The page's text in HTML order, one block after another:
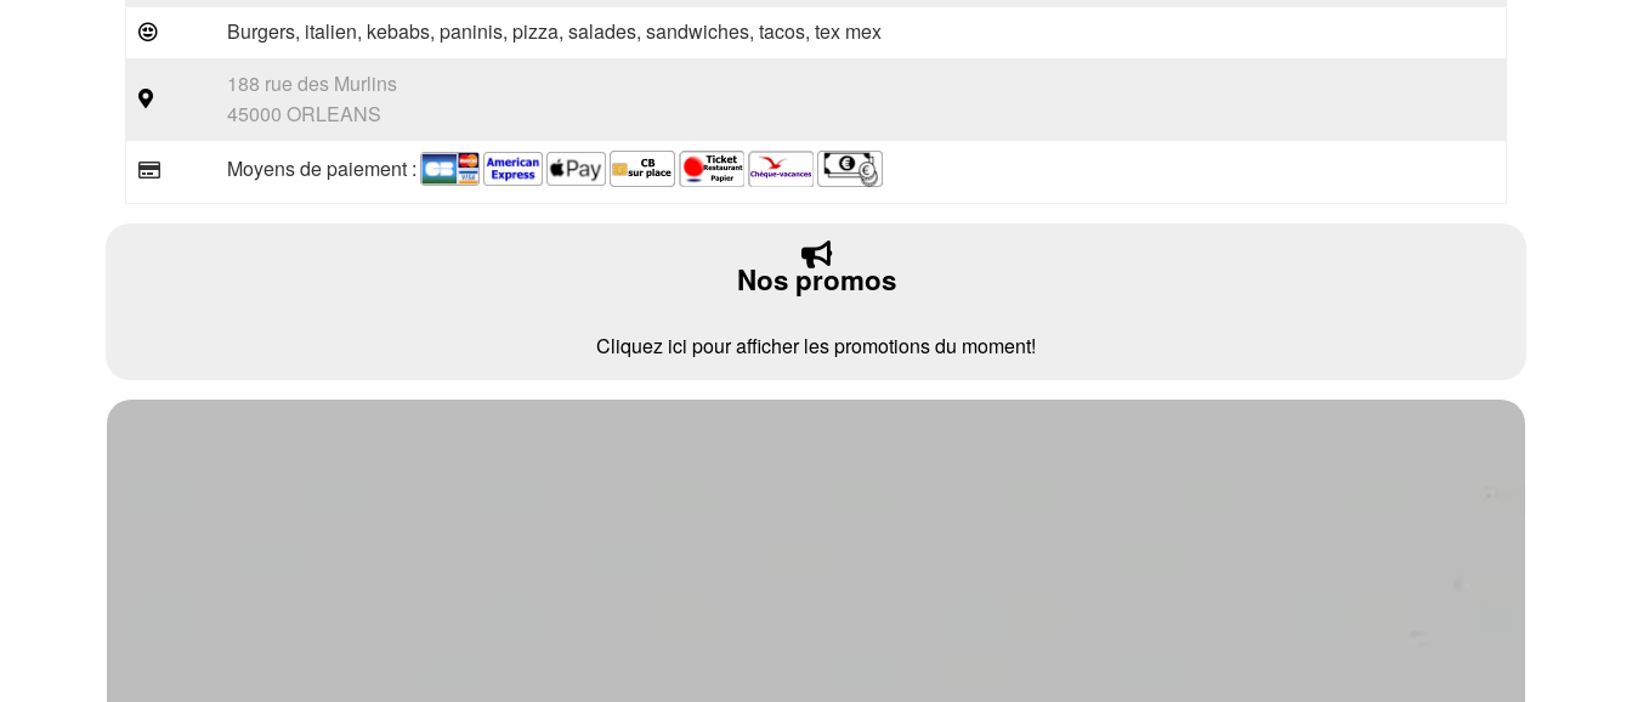
Burgers, italien, kebabs, paninis, pizza, salades, sandwiches, tacos, tex mex
188 rue des Murlins
45000 ORLEANS
Moyens de paiement :
Nos promos
Cliquez ici pour afficher les promotions du moment!